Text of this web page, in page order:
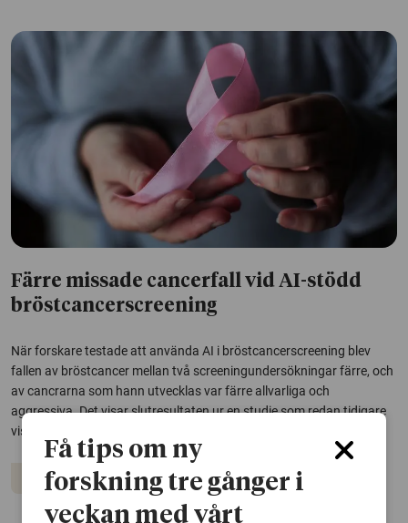
Färre missade cancerfall vid AI-stödd
bröstcancerscreening
När forskare testade att använda AI i bröstcancerscreening blev
fallen av bröstcancer mellan två screeningundersökningar färre, och
av cancrarna som hann utvecklas var färre allvarliga och
aggressiva. Det visar slutresultaten ur en studie som redan tidigare
visat att AI-stöd bidrar till 29...
Bröstcancer Artificiell intelligens Cancer
Få tips om ny
forskning tre gånger i
veckan med vårt